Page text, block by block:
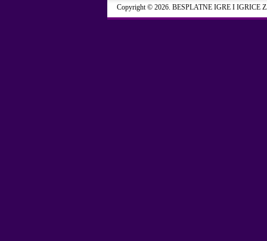
Copyright © 2026. BESPLATNE IGRE I IGRICE